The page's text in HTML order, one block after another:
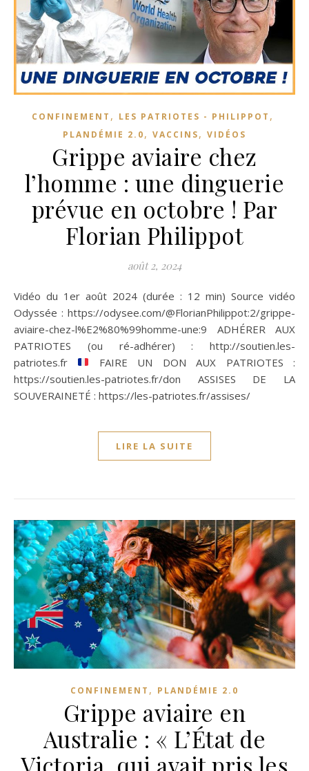
CONFINEMENT , LES PATRIOTES - PHILIPPOT ,
PLANDÉMIE 2.0, VACCINS, VIDÉOS
Grippe aviaire chez
l’homme : une dinguerie
prévue en octobre ! Par
Florian Philippot
août 2, 2024
Vidéo du 1er août 2024 (durée : 12 min) Source vidéo
Odyssée : https://odysee.com/@FlorianPhilippot:2/grippe-
aviaire-chez-l%E2%80%99homme-une:9 ADHÉRER AUX
PATRIOTES (ou ré-adhérer) : http://soutien.les-
patriotes.fr
FAIRE UN DON AUX PATRIOTES :
https://soutien.les-patriotes.fr/don ASSISES DE LA
SOUVERAINETÉ : https://les-patriotes.fr/assises/
LIRE LA SUITE
CONFINEMENT , PLANDÉMIE 2.0
Grippe aviaire en
Australie : « L’État de
Victoria, qui avait pris les